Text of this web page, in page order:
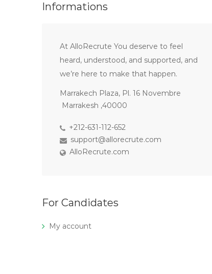
Informations
At AlloRecrute You deserve to feel
heard, understood, and supported, and
we’re here to make that happen.
Marrakech Plaza, Pl. 16 Novembre
Marrakesh ,40000
+212-631-112-652
support@allorecrute.com
AlloRecrute.com
For Candidates
My account